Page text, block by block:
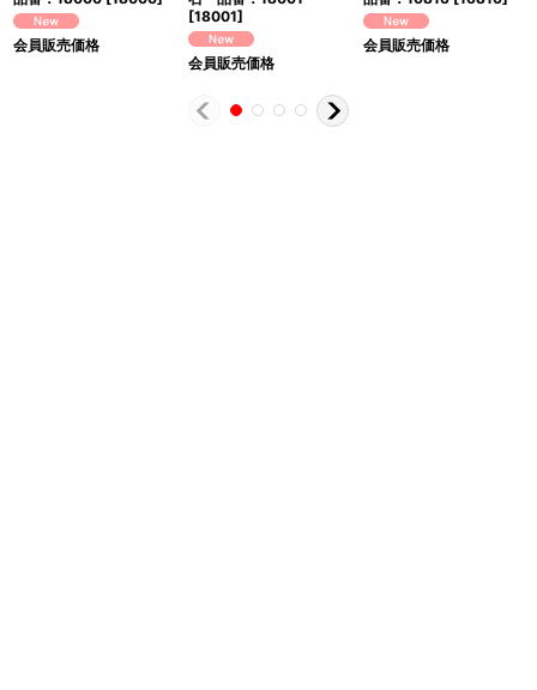
会員販売価格
[18001]
会員販売価格
会員販売価格